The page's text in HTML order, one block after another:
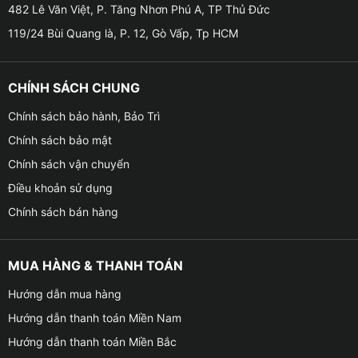
gồm:
– Sợi quang: Có nhiệm vụ dẫn sáng ra các vị trí yêu
cầu đã được lắp đặt chiếu sáng.
– Modum điều khiển được tích hợp đèn led: Có khả
năng điều khiển hoạt động của ánh sáng (cụ thể như
đổi màu đèn, đèn nhấp nháy theo nhạc, thời gian sao
– Sản phẩm có thể tùy chọn đổi màu qua Bluetooth với
nhiều màu đa dạng hoặc điều khiển đổi chế độ màu
482 Lê Văn Việt, P. Tăng Nhơn Phú A, TP Thủ Đức
119/24 Bùi Quang là, P. 12, Gò Vấp, Tp HCM
CHÍNH SÁCH CHUNG
Chính sách bảo hành, Bảo Trì
Chính sách bảo mật
Chính sách vận chuyển
Điều khoản sử dụng
Chính sách bán hàng
MUA HÀNG & THANH TOÁN
Hướng dẫn mua hàng
Hướng dẫn thanh toán Miền Nam
Hướng dẫn thanh toán Miền Bắc